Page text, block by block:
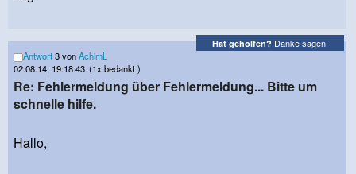
Hat geholfen? Danke sagen!
Antwort3 vonAchimL
02.08.14, 19:18:43 (1x bedankt )
Re: Fehlermeldung über Fehlermeldung... Bitte um
schnelle hilfe.
Hallo,